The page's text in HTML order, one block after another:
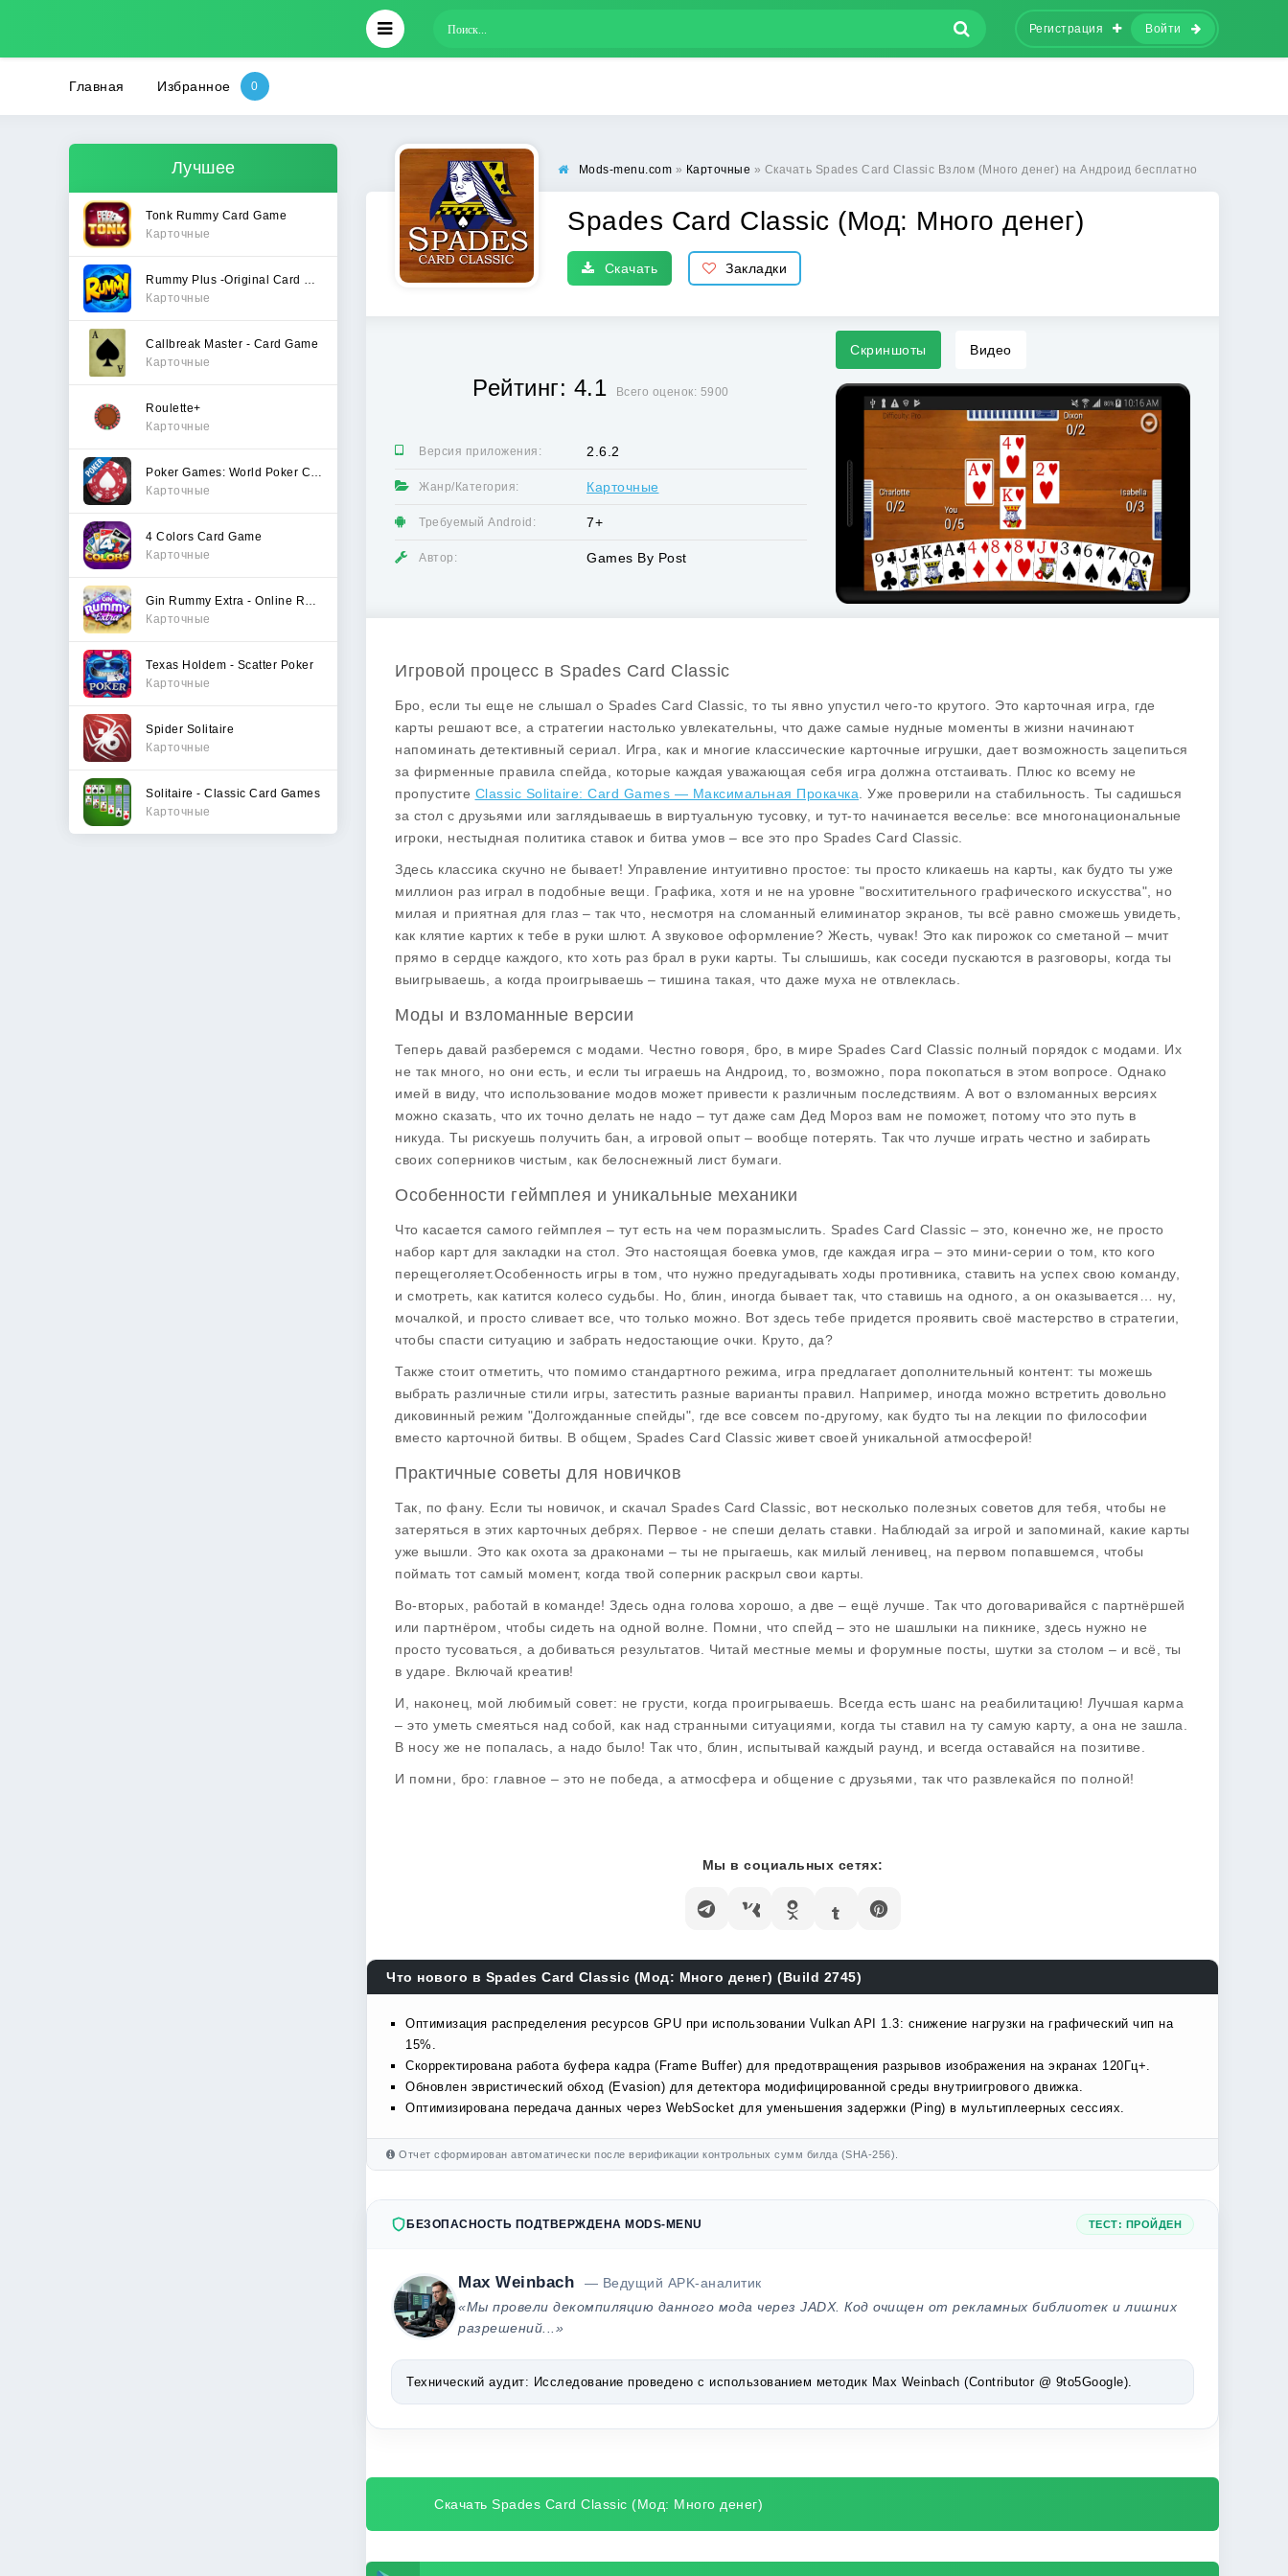
Регистрация Войти
Главная Избранное
Лучшее
Tonk Rummy Card Game
Карточные
Карточные
Callbreak Master - Card Game
Карточные
Roulette+
Карточные
Карточные
4 Colors Card Game
Карточные
Карточные
Texas Holdem - Scatter Poker
Карточные
Spider Solitaire
Карточные
Solitaire - Classic Card Games
Карточные
Mods-menu.com » Карточные » Скачать Spades Card Classic Взлом (Много денег) на Андроид бесплатно
Spades Card Classic (Мод: Много денег)
Скачать Закладки
Рейтинг: 4.1 Всего оценок: 5900
Версия приложения: 2.6.2
Жанр/Категория: Карточные
Требуемый Android: 7+
Автор: Games By Post
Скриншоты Видео
Игровой процесс в Spades Card Classic
Бро, если ты еще не слышал о Spades Card Classic , то ты явно упустил чего-то крутого. Это карточная игра, где
карты решают все, а стратегии настолько увлекательны, что даже самые нудные моменты в жизни начинают
напоминать детективный сериал. Игра, как и многие классические карточные игрушки, дает возможность зацепиться
за фирменные правила спейда, которые каждая уважающая себя игра должна отстаивать. Плюс ко всему не
пропустите Classic Solitaire: Card Games — Максимальная Прокачка . Уже проверили на стабильность. Ты садишься
за стол с друзьями или заглядываешь в виртуальную тусовку, и тут-то начинается веселье: все многонациональные
игроки, нестыдная политика ставок и битва умов – все это про Spades Card Classic
Здесь классика скучно не бывает! Управление интуитивно простое: ты просто кликаешь на карты, как будто ты уже
миллион раз играл в подобные вещи. Графика, хотя и не на уровне "восхитительного графического искусства", но
милая и приятная для глаз – так что, несмотря на сломанный елиминатор экранов, ты всё равно сможешь увидеть,
как клятие картих к тебе в руки шлют. А звуковое оформление? Жесть, чувак! Это как пирожок со сметаной – мчит
прямо в сердце каждого, кто хоть раз брал в руки карты. Ты слышишь, как соседи пускаются в разговоры, когда ты
выигрываешь, а когда проигрываешь – тишина такая, что даже муха не отвлеклась.
Моды и взломанные версии
Теперь давай разберемся с модами. Честно говоря, бро, в мире Spades Card Classic полный порядок с модами. Их
не так много, но они есть, и если ты играешь на Андроид, то, возможно, пора покопаться в этом вопросе. Однако
имей в виду, что использование модов может привести к различным последствиям. А вот о взломанных версиях
можно сказать, что их точно делать не надо – тут даже сам Дед Мороз вам не поможет, потому что это путь в
никуда. Ты рискуешь получить бан, а игровой опыт – вообще потерять. Так что лучше играть честно и забирать
своих соперников чистым, как белоснежный лист бумаги.
Особенности геймплея и уникальные механики
Что касается самого геймплея – тут есть на чем поразмыслить. Spades Card Classic – это, конечно же, не просто
набор карт для закладки на стол. Это настоящая боевка умов, где каждая игра – это мини-серии о том, кто кого
перещеголяет.Особенность игры в том, что нужно предугадывать ходы противника, ставить на успех свою команду,
и смотреть, как катится колесо судьбы. Но, блин, иногда бывает так, что ставишь на одного, а он оказывается… ну,
мочалкой, и просто сливает все, что только можно. Вот здесь тебе придется проявить своё мастерство в стратегии,
чтобы спасти ситуацию и забрать недостающие очки. Круто, да?
Также стоит отметить, что помимо стандартного режима, игра предлагает дополнительный контент: ты можешь
выбрать различные стили игры, затестить разные варианты правил. Например, иногда можно встретить довольно
диковинный режим "Долгожданные спейды", где все совсем по-другому, как будто ты на лекции по философии
вместо карточной битвы. В общем, Spades Card Classic живет своей уникальной атмосферой!
Практичные советы для новичков
Так, по фану. Если ты новичок, и скачал Spades Card Classic , вот несколько полезных советов для тебя, чтобы не
затеряться в этих карточных дебрях. Первое - не спеши делать ставки. Наблюдай за игрой и запоминай, какие карты
уже вышли. Это как охота за драконами – ты не прыгаешь, как милый ленивец, на первом попавшемся, чтобы
поймать тот самый момент, когда твой соперник раскрыл свои карты.
Во-вторых, работай в команде! Здесь одна голова хорошо, а две – ещё лучше. Так что договаривайся с партнёршей
или партнёром, чтобы сидеть на одной волне. Помни, что спейд – это не шашлыки на пикнике, здесь нужно не
просто тусоваться, а добиваться результатов. Читай местные мемы и форумные посты, шутки за столом – и всё, ты
в ударе. Включай креатив!
И, наконец, мой любимый совет: не грусти, когда проигрываешь. Всегда есть шанс на реабилитацию! Лучшая карма
– это уметь смеяться над собой, как над странными ситуациями, когда ты ставил на ту самую карту, а она не зашла.
В носу же не попалась, а надо было! Так что, блин, испытывай каждый раунд, и всегда оставайся на позитиве.
И помни, бро: главное – это не победа, а атмосфера и общение с друзьями, так что развлекайся по полной!
Мы в социальных сетях:
Что нового в Spades Card Classic (Мод: Много денег) (Build 2745)
Оптимизация распределения ресурсов GPU при использовании Vulkan API 1.3: снижение нагрузки на графический чип на
15%.
Скорректирована работа буфера кадра (Frame Buffer) для предотвращения разрывов изображения на экранах 120Гц+.
Обновлен эвристический обход (Evasion) для детектора модифицированной среды внутриигрового движка.
Оптимизирована передача данных через WebSocket для уменьшения задержки (Ping) в мультиплеерных сессиях.
Отчет сформирован автоматически после верификации контрольных сумм билда (SHA-256).
БЕЗОПАСНОСТЬ ПОДТВЕРЖДЕНА MODS-MENU ТЕСТ: ПРОЙДЕН
Max Weinbach
— Ведущий APK-аналитик
«Мы провели декомпиляцию данного мода через JADX. Код очищен от рекламных библиотек и лишних
разрешений...»
Технический аудит: Исследование проведено с использованием методик Max Weinbach (Contributor @ 9to5Google).
Скачать Spades Card Classic (Мод: Много денег)